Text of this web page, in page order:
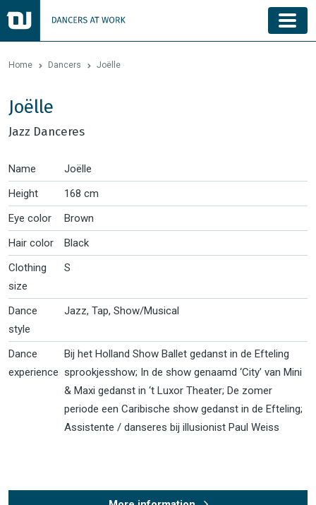
Home Dancers Joëlle
Joëlle
Jazz Danceres
Name
Joëlle
Height
168 cm
Eye color
Brown
Hair color
Black
Clothing
size
S
Dance
style
Jazz, Tap, Show/Musical
Dance
experience
Bij het Holland Show Ballet gedanst in de Efteling
sprookjesshow; In de show genaamd ‘City’ van Mini
& Maxi gedanst in ‘t Luxor Theater; De zomer
periode een Caribische show gedanst in de Efteling;
Assistente / danseres bij illusionist Paul Weiss